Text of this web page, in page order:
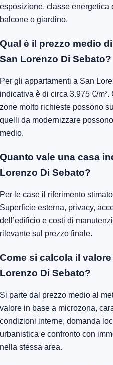
esposizione, classe energetica
balcone o giardino.
Qual è il prezzo medio
San Lorenzo Di Sebato?
Per gli appartamenti a San
indicativa è di circa 3.975 €/
zone molto richieste possono
quelli da modernizzare
medio.
Quanto vale una casa
Lorenzo Di Sebato?
Per le case il riferimento
Superficie esterna, privacy,
dell’edificio e costi di
rilevante sul prezzo finale.
Come si calcola il
Lorenzo Di Sebato?
Si parte dal prezzo medio al
valore in base a microzona,
condizioni interne, domanda
urbanistica e confronto con
nella stessa area.